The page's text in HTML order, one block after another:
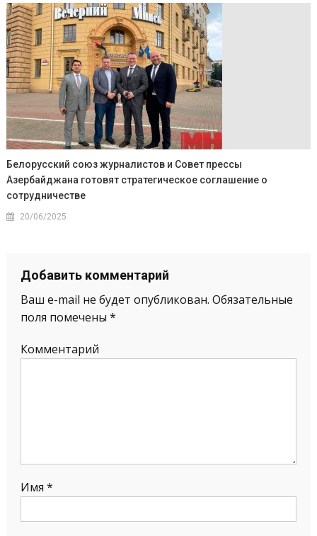
Белорусский союз журналистов и Совет прессы
Азербайджана готовят стратегическое соглашение о
сотрудничестве
20/06/2025
Добавить комментарий
Ваш e-mail не будет опубликован. Обязательные
поля помечены *
Комментарий
Имя *